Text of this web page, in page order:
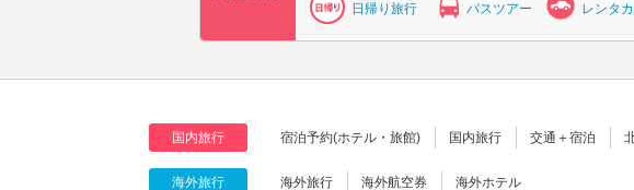
日帰り旅行 バスツアー レンタ
国内旅行 宿泊予約(ホテル・旅館) 国内旅行 交通＋宿泊
海外旅行 海外旅行 海外航空券 海外ホテル